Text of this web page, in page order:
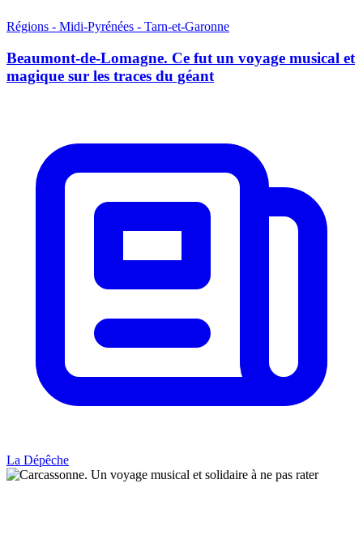
Régions - Midi-Pyrénées - Tarn-et-Garonne
Beaumont-de-Lomagne. Ce fut un voyage musical et
magique sur les traces du géant
La Dépêche